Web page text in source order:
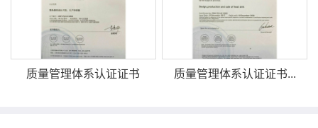
质量管理体系认证证书 质量管理体系认证证书...